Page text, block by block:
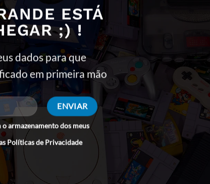
ESTÁ
;) !
dados para que
em primeira mão
armazenamento dos meus
Políticas de Privacidade
para jogos, edio de vídeo e renderizao com
a 19, capacidades de 4 GB a 32 GB em módulos
O módulo FURY Beast DDR4 permanece frio graas ao
sistema Intel ou AMD. A memória FURY Beast DDR4 da
um sistema lento. Oferecendo uma atualizao Plug N